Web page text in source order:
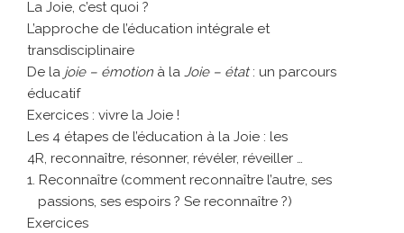
La Joie, c’est quoi ?
L’approche de l’éducation intégrale et
transdisciplinaire
De la joie – émotion à la Joie – état : un parcours
éducatif
Exercices : vivre la Joie !
Les 4 étapes de l’éducation à la Joie : les
4R, reconnaître, résonner, révéler, réveiller …
1. Reconnaître (comment reconnaître l’autre, ses
passions, ses espoirs ? Se reconnaître ?)
Exercices